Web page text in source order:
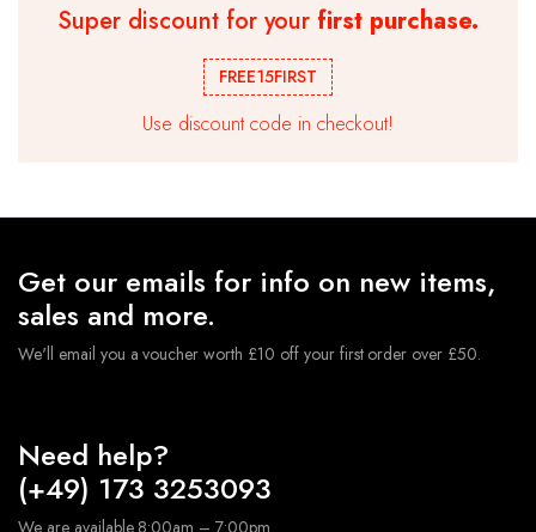
Ballongirlande Geburtstag Ballonbogen Kit Chrom
★ Hochwertige Latexballons , geeignet für Luft und
Geburtstagsfeiern, Jubiläumsfeiern, tägliche
Dekorationen usw.
Super discount for yourfirst purchase.
FREE15FIRST
Use discount code in checkout!
Get our emails for info on new items,
sales and more.
We'll email you a voucher worth £10 off your first order over £50.
Need help?
(+49) 173 3253093